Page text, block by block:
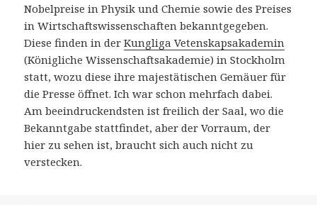
Nobelpreise in Physik und Chemie sowie des Preises
in Wirtschaftswissenschaften bekanntgegeben.
Diese finden in derKungliga Vetenskapsakademin
(Königliche Wissenschaftsakademie) in Stockholm
statt, wozu diese ihre majestätischen Gemäuer für
die Presse öffnet. Ich war schon mehrfach dabei.
Am beeindruckendsten ist freilich der Saal, wo die
Bekanntgabe stattfindet, aber der Vorraum, der
hier zu sehen ist, braucht sich auch nicht zu
verstecken.